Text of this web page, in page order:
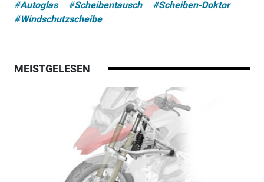
#Autoglas #Scheibentausch
#Scheiben-Doktor
#Windschutzscheibe
MEISTGELESEN